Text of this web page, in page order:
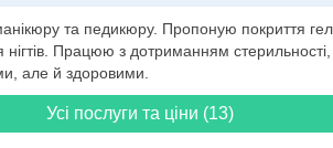
манікюру та педикюру. Пропоную покриття
Працюю з дотриманням стерильності,
але й здоровими.
Усі послуги та ціни (13)